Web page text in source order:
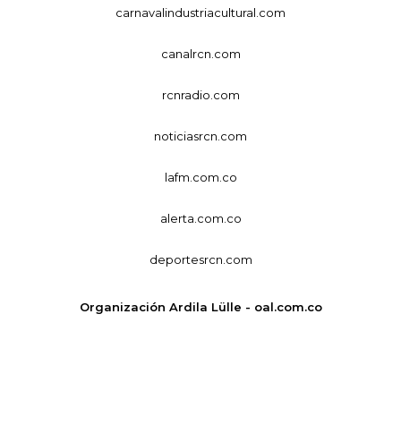
carnavalindustriacultural.com
canalrcn.com
rcnradio.com
noticiasrcn.com
lafm.com.co
alerta.com.co
deportesrcn.com
Organización Ardila Lülle - oal.com.co